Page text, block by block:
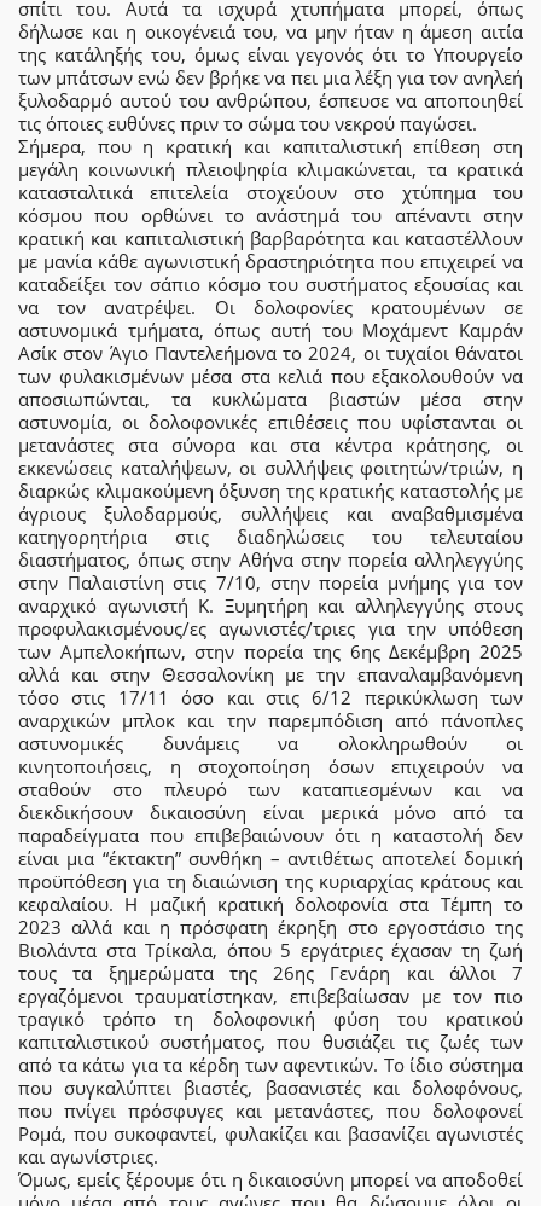
σπίτι του. Αυτά τα ισχυρά χτυπήματα μπορεί, όπως
δήλωσε και η οικογένειά του, να μην ήταν η άμεση αιτία
της κατάληξής του, όμως είναι γεγονός ότι το Υπουργείο
των μπάτσων ενώ δεν βρήκε να πει μια λέξη για τον ανηλεή
ξυλοδαρμό αυτού του ανθρώπου, έσπευσε να αποποιηθεί
τις όποιες ευθύνες πριν το σώμα του νεκρού παγώσει.
Σήμερα, που η κρατική και καπιταλιστική επίθεση στη
μεγάλη κοινωνική πλειοψηφία κλιμακώνεται, τα κρατικά
κατασταλτικά επιτελεία στοχεύουν στο χτύπημα του
κόσμου που ορθώνει το ανάστημά του απέναντι στην
κρατική και καπιταλιστική βαρβαρότητα και καταστέλλουν
με μανία κάθε αγωνιστική δραστηριότητα που επιχειρεί να
καταδείξει τον σάπιο κόσμο του συστήματος εξουσίας και
να τον ανατρέψει. Οι δολοφονίες κρατουμένων σε
αστυνομικά τμήματα, όπως αυτή του Μοχάμεντ Καμράν
Ασίκ στον Άγιο Παντελεήμονα το 2024, οι τυχαίοι θάνατοι
των φυλακισμένων μέσα στα κελιά που εξακολουθούν να
αποσιωπώνται, τα κυκλώματα βιαστών μέσα στην
αστυνομία, οι δολοφονικές επιθέσεις που υφίστανται οι
μετανάστες στα σύνορα και στα κέντρα κράτησης, οι
εκκενώσεις καταλήψεων, οι συλλήψεις φοιτητών/τριών, η
διαρκώς κλιμακούμενη όξυνση της κρατικής καταστολής με
άγριους ξυλοδαρμούς, συλλήψεις και αναβαθμισμένα
κατηγορητήρια στις διαδηλώσεις του τελευταίου
διαστήματος, όπως στην Αθήνα στην πορεία αλληλεγγύης
στην Παλαιστίνη στις 7/10, στην πορεία μνήμης για τον
αναρχικό αγωνιστή Κ. Ξυμητήρη και αλληλεγγύης στους
προφυλακισμένους/ες αγωνιστές/τριες για την υπόθεση
των Αμπελοκήπων, στην πορεία της 6ης Δεκέμβρη 2025
αλλά και στην Θεσσαλονίκη με την επαναλαμβανόμενη
τόσο στις 17/11 όσο και στις 6/12 περικύκλωση των
αναρχικών μπλοκ και την παρεμπόδιση από πάνοπλες
αστυνομικές δυνάμεις να ολοκληρωθούν οι
κινητοποιήσεις, η στοχοποίηση όσων επιχειρούν να
σταθούν στο πλευρό των καταπιεσμένων και να
διεκδικήσουν δικαιοσύνη είναι μερικά μόνο από τα
παραδείγματα που επιβεβαιώνουν ότι η καταστολή δεν
είναι μια “έκτακτη” συνθήκη – αντιθέτως αποτελεί δομική
προϋπόθεση για τη διαιώνιση της κυριαρχίας κράτους και
κεφαλαίου. Η μαζική κρατική δολοφονία στα Τέμπη το
2023 αλλά και η πρόσφατη έκρηξη στο εργοστάσιο της
Βιολάντα στα Τρίκαλα, όπου 5 εργάτριες έχασαν τη ζωή
τους τα ξημερώματα της 26ης Γενάρη και άλλοι 7
εργαζόμενοι τραυματίστηκαν, επιβεβαίωσαν με τον πιο
τραγικό τρόπο τη δολοφονική φύση του κρατικού
καπιταλιστικού συστήματος, που θυσιάζει τις ζωές των
από τα κάτω για τα κέρδη των αφεντικών. Το ίδιο σύστημα
που συγκαλύπτει βιαστές, βασανιστές και δολοφόνους,
που πνίγει πρόσφυγες και μετανάστες, που δολοφονεί
Ρομά, που συκοφαντεί, φυλακίζει και βασανίζει αγωνιστές
και αγωνίστριες.
Όμως, εμείς ξέρουμε ότι η δικαιοσύνη μπορεί να αποδοθεί